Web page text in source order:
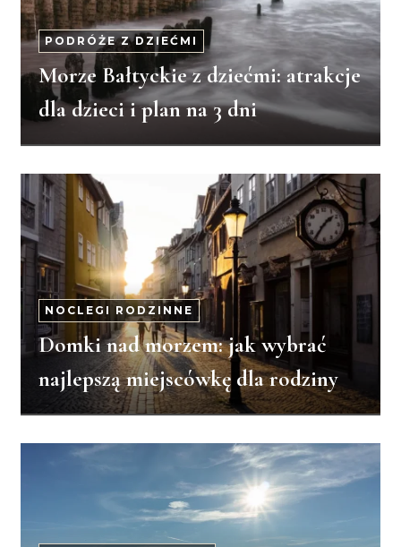
PODRÓŻE Z DZIEĆMI
Morze Bałtyckie z dziećmi: atrakcje
dla dzieci i plan na 3 dni
NOCLEGI RODZINNE
Domki nad morzem: jak wybrać
najlepszą miejscówkę dla rodziny